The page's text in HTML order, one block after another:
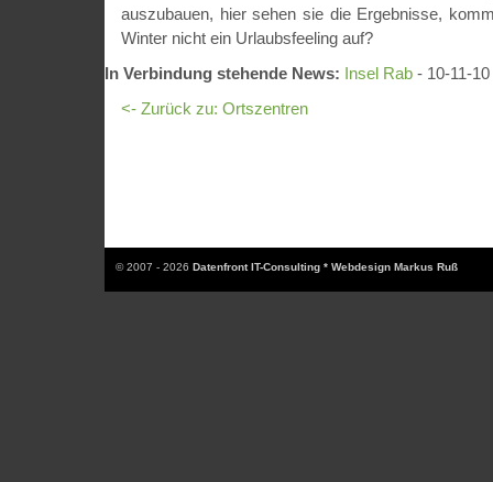
auszubauen, hier sehen sie die Ergebnisse,
Winter nicht ein Urlaubsfeeling auf?
In Verbindung stehende News: Insel Rab - 10-11-
<- Zurück zu: Ortszentren
© 2007 - 2026 Datenfront IT-Consulting * Webdesign Markus Ruß